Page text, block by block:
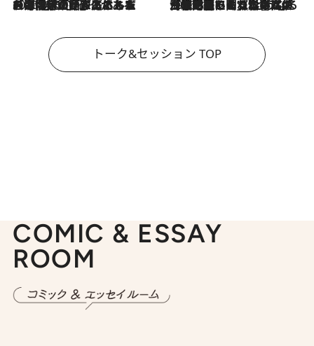
2026.8.3
「今後値上げがあるとすれば…」「リスクがあるのは今年の冬」エネルギー専門家が語る、ホルムズ海峡封鎖が家庭にもたらす“ある心配” 2026.8.3
「住宅建てられない…」「サーチャージ料の高値が続いている」ホルムズ海峡封鎖による影響はいつまで続く？《エネルギー専門家に聞く“どうなる日本の暮らし”》
トーク&セッション TOP
COMIC & ESSAY
ROOM